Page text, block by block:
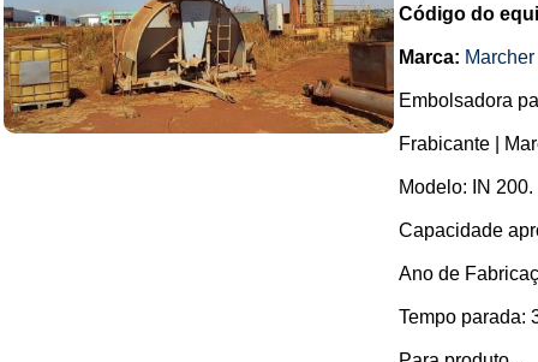
Código do
Marca:
Embolsadora
Frabicante |
Modelo: IN 200.
Capacidade
Ano de
Tempo parada: